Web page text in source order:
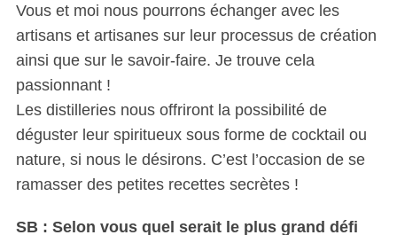
Vous et moi nous pourrons échanger avec les
artisans et artisanes sur leur processus de création
ainsi que sur le savoir-faire. Je trouve cela
passionnant !
Les distilleries nous offriront la possibilité de
déguster leur spiritueux sous forme de cocktail ou
nature, si nous le désirons. C’est l’occasion de se
ramasser des petites recettes secrètes !
SB : Selon vous quel serait le plus grand défi